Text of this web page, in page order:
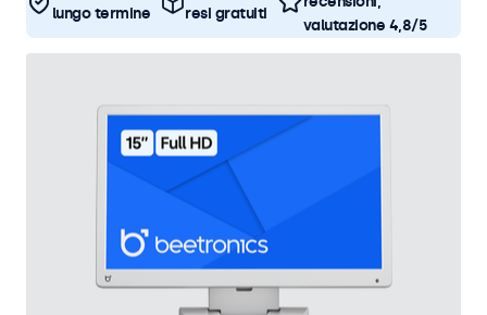
lungo termine
resi gratuiti
valutazione 4,8/5